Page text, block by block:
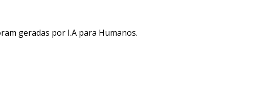
geradas por I.A para Humanos.